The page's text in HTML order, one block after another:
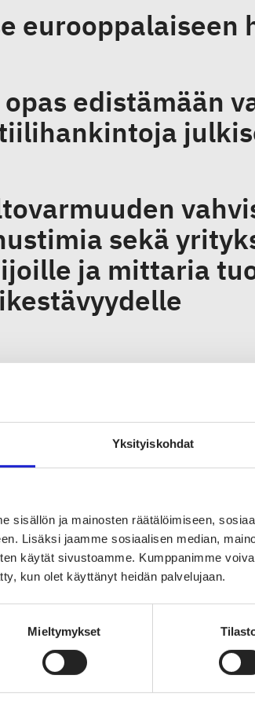
Yksityiskohdat
sisällön ja mainosten räätälöimiseen,
Lisäksi jaamme sosiaalisen median,
käytät sivustoamme. Kumppanimme
kun olet käyttänyt heidän palvelujaan.
Mieltymykset
opas edistämään
sekä
ja mittaria
varmistaa
tekstiili- ja
työ- ja